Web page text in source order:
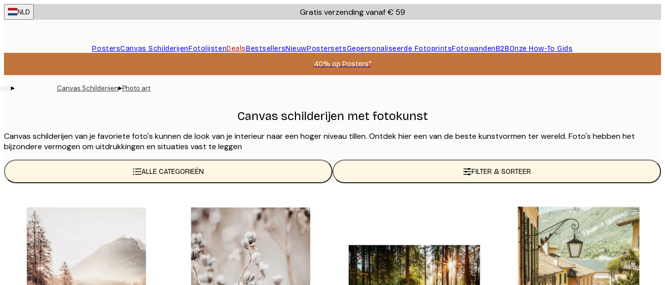
Skip
to
NLD Gratis verzending vanaf € 59
PostersCanvas SchilderijenFotolijstenDealsBestsellersNieuwPostersetsGepersonaliseerde FotoprintsFotowandenB2BOnze How-To Gids
40% op Posters*
▸ Canvas Schilderijen▸Photo art
Canvas schilderijen met fotokunst
Canvas schilderijen van je favoriete foto's kunnen de look van je interieur naar een hoger niveau tillen. Ontdek hier een van de beste kunstvormen ter wereld. Foto's hebben het
bijzondere vermogen om uitdrukkingen en situaties vast te leggen
ALLE CATEGORIEËN FILTER & SORTEER